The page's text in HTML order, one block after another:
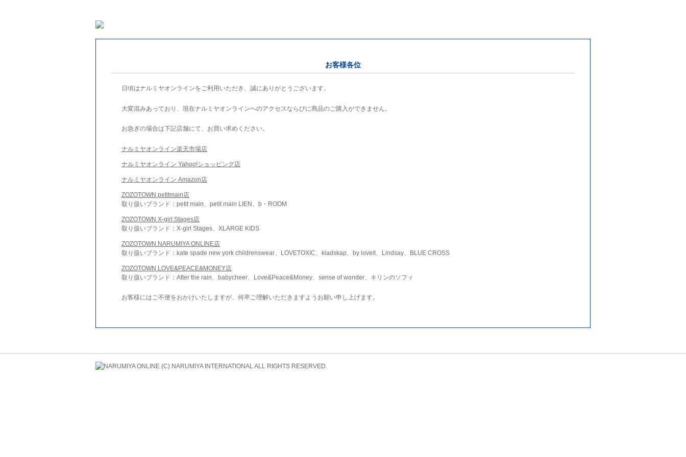
お客様各位
日頃はナルミヤオンラインをご利用いただき、誠にありがとうございます。
大変混みあっており、現在ナルミヤオンラインへのアクセスならびに商品のご購入ができません。
お急ぎの場合は下記店舗にて、お買い求めください。
ナルミヤオンライン楽天市場店
ナルミヤオンライン Yahoo!ショッピング店
ナルミヤオンライン Amazon店
ZOZOTOWN petitmain店
取り扱いブランド：petit main、petit main LIEN、b・ROOM
ZOZOTOWN X-girl Stages店
取り扱いブランド：X-girl Stages、XLARGE KIDS
ZOZOTOWN NARUMIYA ONLINE店
取り扱いブランド：kate spade new york childrenswear、LOVETOXIC、kladskap、by loveit、Lindsay、BLUE CROSS
ZOZOTOWN LOVE&PEACE&MONEY店
取り扱いブランド：After the rain、babycheer、Love&Peace&Money、sense of wonder、キリンのソフィ
お客様にはご不便をおかけいたしますが、何卒ご理解いただきますようお願い申し上げます。